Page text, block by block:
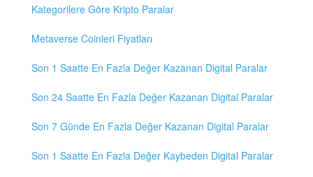
Kategorilere Göre Kripto Paralar
Metaverse Coinleri Fiyatları
Son 1 Saatte En Fazla Değer Kazanan Digital Paralar
Son 24 Saatte En Fazla Değer Kazanan Digital Paralar
Son 7 Günde En Fazla Değer Kazanan Digital Paralar
Son 1 Saatte En Fazla Değer Kaybeden Digital Paralar